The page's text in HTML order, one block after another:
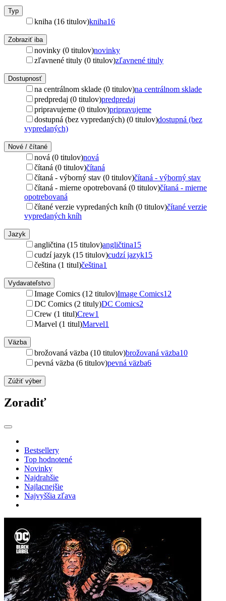
Typ
kniha (16 titulov)kniha16
Zobraziť iba
novinky (0 titulov)novinky
zľavnené tituly (0 titulov)zľavnené tituly
Dostupnosť
na centrálnom sklade (0 titulov)na centrálnom sklade
predpredaj (0 titulov)predpredaj
pripravujeme (0 titulov)pripravujeme
dostupná (bez vypredaných) (0 titulov)dostupná (bez
vypredaných)
Nové / čítané
nová (0 titulov)nová
čítaná (0 titulov)čítaná
čítaná - výborný stav (0 titulov)čítaná - výborný stav
čítaná - mierne opotrebovaná (0 titulov)čítaná - mierne
opotrebovaná
čítané verzie vypredaných kníh (0 titulov)čítané verzie
vypredaných kníh
Jazyk
angličtina (15 titulov)angličtina15
cudzí jazyk (15 titulov)cudzí jazyk15
čeština (1 titul)čeština1
Vydavateľstvo
Image Comics (12 titulov)Image Comics12
DC Comics (2 tituly)DC Comics2
Crew (1 titul)Crew1
Marvel (1 titul)Marvel1
Väzba
brožovaná väzba (10 titulov)brožovaná väzba10
pevná väzba (6 titulov)pevná väzba6
Zúžiť výber
Zoradiť
Bestsellery
Top hodnotené
Novinky
Najdrahšie
Najlacnejšie
Najvyššia zľava